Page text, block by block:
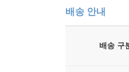
계속됐다. 박김
마음이 들었다
모를 수밖에”
배송 안내
배송 구